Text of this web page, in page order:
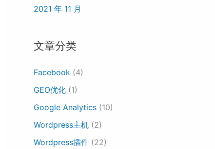
2021 年 11 月
文章分类
Facebook (4)
GEO优化 (1)
Google Analytics (10)
Wordpress主机 (2)
Wordpress插件 (22)